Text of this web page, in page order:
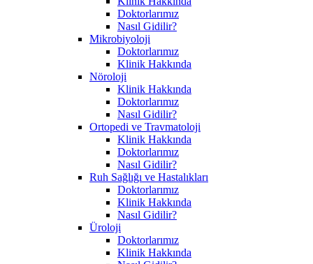
Doktorlarımız
Nasıl Gidilir?
Mikrobiyoloji
Doktorlarımız
Klinik Hakkında
Nöroloji
Klinik Hakkında
Doktorlarımız
Nasıl Gidilir?
Ortopedi ve Travmatoloji
Klinik Hakkında
Doktorlarımız
Nasıl Gidilir?
Ruh Sağlığı ve Hastalıkları
Doktorlarımız
Klinik Hakkında
Nasıl Gidilir?
Üroloji
Doktorlarımız
Klinik Hakkında